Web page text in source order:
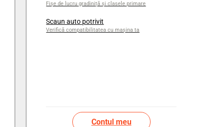
Fișe de lucru gradiniță și clasele primare
Scaun auto potrivit
Verifică compatibilitatea cu mașina ta
Contul meu